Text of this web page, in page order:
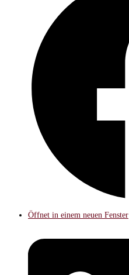
Öffnet in einem neuen Fenster